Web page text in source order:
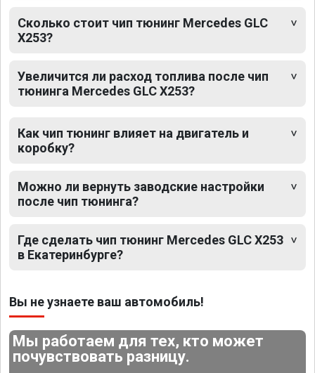
Сколько стоит чип тюнинг Mercedes GLC
X253?
Увеличится ли расход топлива после чип
тюнинга Mercedes GLC X253?
Как чип тюнинг влияет на двигатель и
коробку?
Можно ли вернуть заводские настройки
после чип тюнинга?
Где сделать чип тюнинг Mercedes GLC X253
в Екатеринбурге?
Вы не узнаете ваш автомобиль!
Мы работаем для тех, кто может
почувствовать разницу.